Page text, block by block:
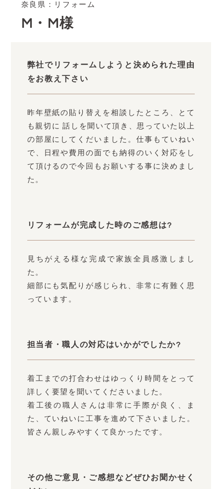
奈良県：リフォーム
M・M様
弊社でリフォームしようと決められた理由
をお教え下さい
昨年壁紙の貼り替えを相談したところ、とて
も親切に 話しを聞いて頂き、思っていた以上
の部屋にしてくだいました。仕事もていねい
で、日程や費用の面でも納得のいく対応をし
て頂けるので今回もお願いする事に決めまし
た。
リフォームが完成した時のご感想は?
見ちがえる様な完成で家族全員感激しまし
た。
細部にも気配りが感じられ、非常に有難く思
っています。
担当者・職人の対応はいかがでしたか?
着工までの打合わせはゆっくり時間をとって
詳しく要望を聞いてくださいました。
着工後の職人さんは非常に手際が良く、ま
た、ていねいに工事を進めて下さいました。
皆さん親しみやすくて良かったです。
その他ご意見・ご感想などぜひお聞かせく